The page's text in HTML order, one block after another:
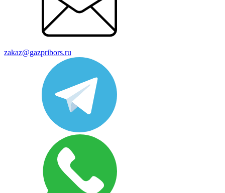
zakaz@gazpribors.ru